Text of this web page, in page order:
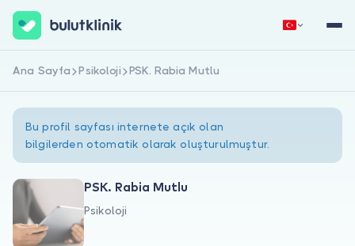
Hakkımızda
Hemen Kaydol
Ana Sayfa Psikoloji PSK. Rabia Mutlu
Bu profil sayfası internete açık olan
bilgilerden otomatik olarak oluşturulmuştur.
PSK. Rabia Mutlu
Psikoloji